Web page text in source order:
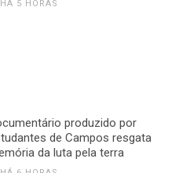
HÁ 5 HORAS
produzido por
de Campos resgata
da luta pela terra